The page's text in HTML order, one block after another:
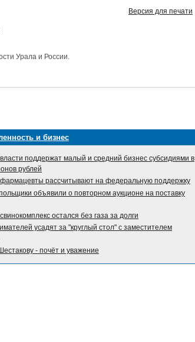
Версия для печати
Урала и России.
и бизнес
поддержат малый и средний бизнес субсидиями в
рублей
рассчитывают на федеральную поддержку
объявили о повторном аукционе на поставку
остался без газа за долги
усадят за "круглый стол" с заместителем
- почёт и уважение